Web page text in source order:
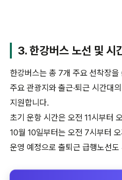
3. 한강버스 노선 및 시
한강버스는 총 7개 주요 선착장
주요 관광지와 출근·퇴근 시간대
지원합니다.
초기 운항 시간은 오전 11시부터
10월 10일부터는 오전 7시부터
운영 예정으로 출퇴근 급행노선도